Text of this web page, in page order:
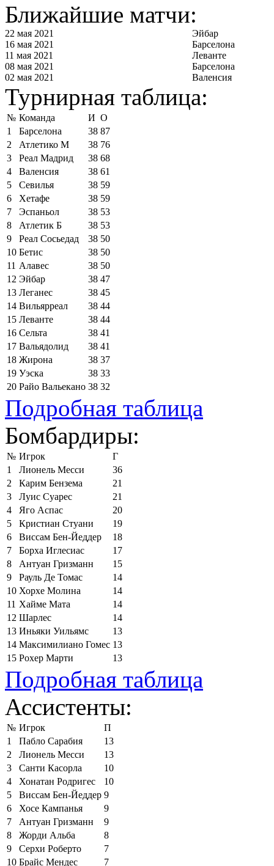
Ближайшие матчи:
22 мая 2021
Эйбар
16 мая 2021
Барселона
11 мая 2021
Леванте
08 мая 2021
Барселона
02 мая 2021
Валенсия
Турнирная таблица:
№ Команда И О
1
Барселона 38 87
2
Атлетико М 38 76
3
Реал Мадрид 38 68
4
Валенсия 38 61
5
Севилья 38 59
6
Хетафе 38 59
7
Эспаньол 38 53
8
Атлетик Б 38 53
9
Реал Сосьедад 38 50
10 Бетис 38 50
11 Алавес 38 50
12 Эйбар 38 47
13 Леганес 38 45
14 Вильярреал 38 44
15 Леванте 38 44
16 Сельта 38 41
17 Вальядолид 38 41
18 Жирона 38 37
19 Уэска 38 33
20 Райо Вальекано 38 32
Подробная таблица
Бомбардиры:
№ Игрок
Г
1
Лионель Месси
36
2
Карим Бензема
21
3
Луис Суарес
21
4
Яго Аспас
20
5
Кристиан Стуани
19
6
Виссам Бен-Йеддер
18
7
Борха Иглесиас
17
8
Антуан Гризманн
15
9
Рауль Де Томас
14
10 Хорхе Молина
14
11 Хайме Мата
14
12 Шарлес
14
13 Иньяки Уильямс
13
14 Максимилиано Гомес 13
15 Рохер Марти 13
Подробная таблица
Ассистенты:
№ Игрок
П
1
Пабло Сарабия
13
2
Лионель Месси
13
3
Санти Касорла
10
4
Хонатан Родригес
10
5
Виссам Бен-Йеддер 9
6
Хосе Кампанья
9
7
Антуан Гризманн
9
8
Жорди Альба
8
9
Серхи Роберто
7
10 Брайс Мендес 7